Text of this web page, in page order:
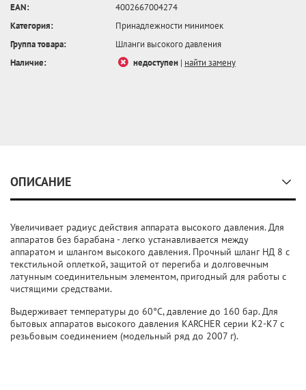
EAN:
4002667004274
Категория:
Принадлежности минимоек
Группа товара:
Шланги высокого давления
Наличие:
недоступен | найти замену
ОПИСАНИЕ
Увеличивает радиус действия аппарата высокого давления. Для
аппаратов без барабана - легко устанавливается между
аппаратом и шлангом высокого давления. Прочный шланг НД 8 с
текстильной оплеткой, защитой от перегиба и долговечным
латунным соединительным элементом, пригодный для работы с
чистящими средствами.
Выдерживает температуры до 60°C, давление до 160 бар. Для
бытовых аппаратов высокого давления KARCHER серии K2-K7 с
резьбовым соединением (модельный ряд до 2007 г).